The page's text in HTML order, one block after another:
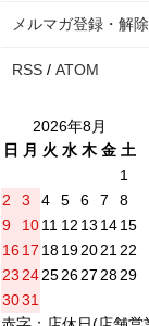
メルマガ登録・解除
RSS / ATOM
2026年8月
日
月 火 水 木 金 土
1
2
3 4 5 6 7
8
9
1011 12 13 1415
16 17 18192021 22
23 24252627 2829
3031